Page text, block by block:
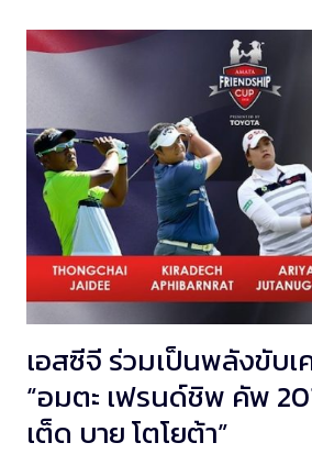
เอสซีจี ร่วมเป็นพลังขับ
“อมตะ เฟรนด์ชิพ คัพ
เต็ด บาย โตโยต้า”